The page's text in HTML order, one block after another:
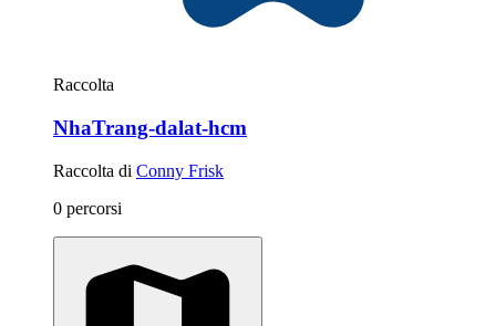
Raccolta
NhaTrang-dalat-hcm
Raccolta di Conny Frisk
0 percorsi